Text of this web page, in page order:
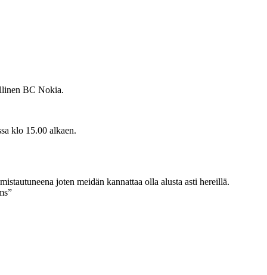
BC Nokia.
klo 15.00 alkaen.
joten meidän kannattaa olla alusta asti hereillä.